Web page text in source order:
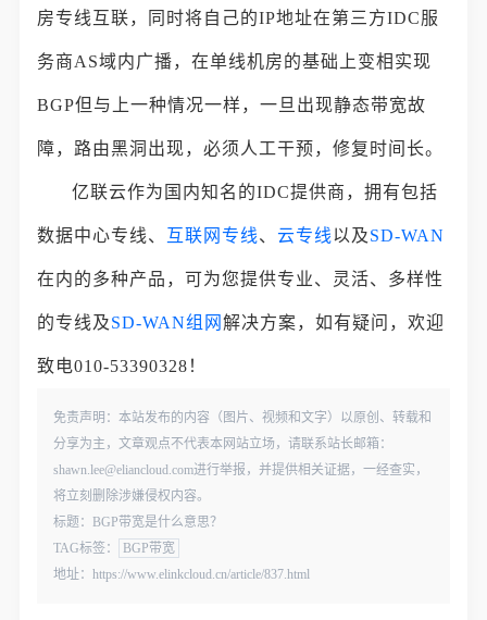
房专线互联，同时将自己的IP地址在第三方IDC服
务商AS域内广播，在单线机房的基础上变相实现
BGP但与上一种情况一样，一旦出现静态带宽故
障，路由黑洞出现，必须人工干预，修复时间长。
亿联云作为国内知名的IDC提供商，拥有包括
数据中心专线、 互联网专线、云专线以及SD-WAN
在内的多种产品，可为您提供专业、灵活、多样性
的专线及SD-WAN组网解决方案，如有疑问，欢迎
致电010-53390328！
免责声明：本站发布的内容（图片、视频和文字）以原创、转载和
分享为主，文章观点不代表本网站立场，请联系站长邮箱：
shawn.lee@eliancloud.com进行举报，并提供相关证据，一经查实，
将立刻删除涉嫌侵权内容。
标题：BGP带宽是什么意思？
TAG标签：
BGP带宽
地址：https://www.elinkcloud.cn/article/837.html